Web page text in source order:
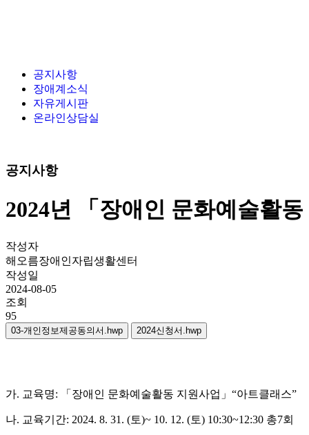
공지사항
장애계소식
자유게시판
온라인상담실
공지사항
2024년 「장애인 문화예술활
작성자
해오름장애인자립생활센터
작성일
2024-08-05
조회
95
03-개인정보제공동의서.hwp 2024신청서.hwp
가. 교육명: 「장애인 문화예술활동 지원사업」 “아트클래스”
나. 교육기간: 2024. 8. 31. (토)~ 10. 12. (토) 10:30~12:30 총7회